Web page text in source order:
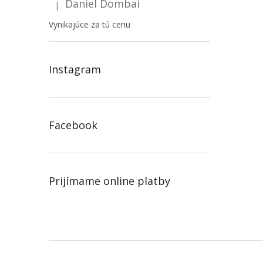
Hodnotenie produktu je 5 z 5 hviezdičiek.
| Daniel Dombai
Vynikajúce za tú cenu
Instagram
Facebook
Prijímame online platby